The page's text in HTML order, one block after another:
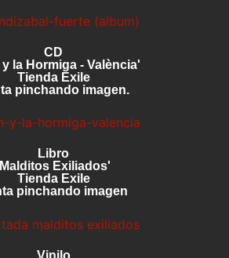
CD
la Hormiga - València'
Tienda Exile
pinchando imagen.
Libro
Exiliados'
Tienda Exile
pinchando imagen
Vinilo